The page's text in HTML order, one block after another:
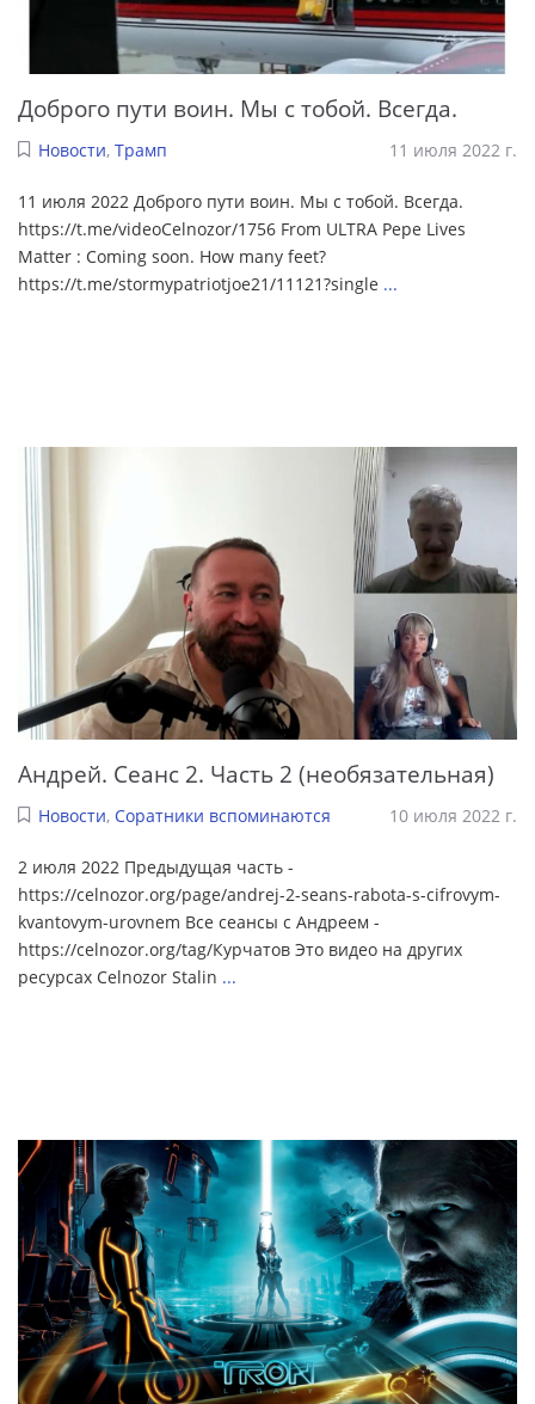
Доброго пути воин. Мы с тобой. Всегда.
Новости, Трамп 11 июля 2022 г.
11 июля 2022 Доброго пути воин. Мы с тобой. Всегда.
https://t.me/videoCelnozor/1756 From ULTRA Pepe Lives
Matter : Coming soon. How many feet?
https://t.me/stormypatriotjoe21/11121?single ...
Андрей. Сеанс 2. Часть 2 (необязательная)
Новости, Соратники вспоминаются 10 июля 2022 г.
2 июля 2022 Предыдущая часть -
https://celnozor.org/page/andrej-2-seans-rabota-s-cifrovym-
kvantovym-urovnem Все сеансы с Андреем -
https://celnozor.org/tag/Курчатов Это видео на других
ресурсах Celnozor Stalin ...